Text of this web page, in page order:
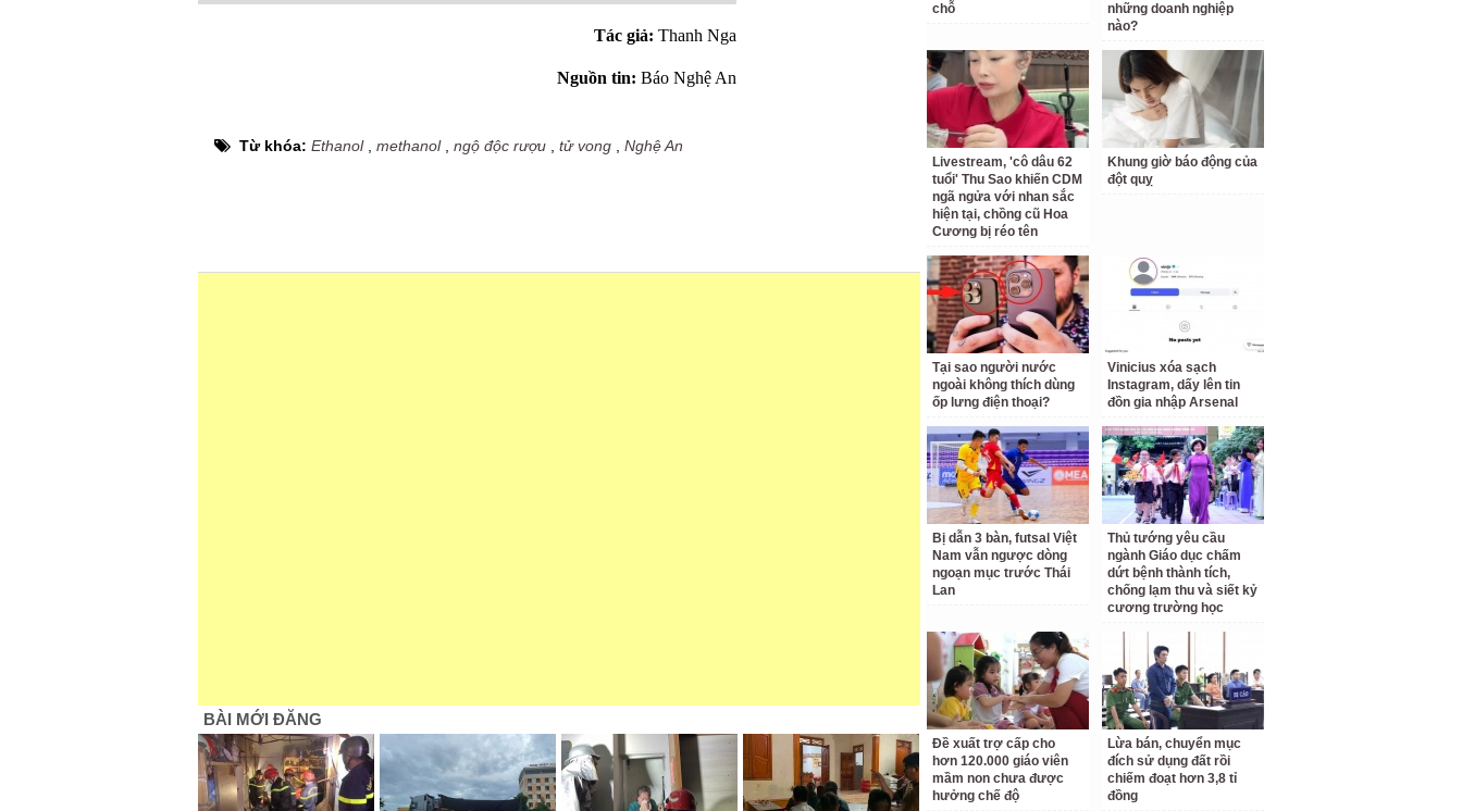
Tác giả: Thanh Nga
Nguồn tin: Báo Nghệ An
Từ khóa: Ethanol, methanol, ngộ độc rượu tử vong Nghệ An
BÀI MỚI ĐĂNG
chỗ
những doanh nghiệp
nào?
Livestream, 'cô dâu 62
tuổi' Thu Sao khiến CDM
ngã ngửa với nhan sắc
hiện tại, chồng cũ Hoa
Cương bị réo tên
Khung giờ báo động của
đột quỵ
Tại sao người nước
ngoài không thích dùng
ốp lưng điện thoại?
Vinicius xóa sạch
Instagram, dấy lên tin
đồn gia nhập Arsenal
Bị dẫn 3 bàn, futsal Việt
Nam vẫn ngược dòng
ngoạn mục trước Thái
Lan
Thủ tướng yêu cầu
ngành Giáo dục chấm
dứt bệnh thành tích,
chống lạm thu và siết kỷ
cương trường học
Đề xuất trợ cấp cho
hơn 120.000 giáo viên
mầm non chưa được
hưởng chế độ
Lừa bán, chuyển mục
đích sử dụng đất rồi
chiếm đoạt hơn 3,8 tỉ
đồng